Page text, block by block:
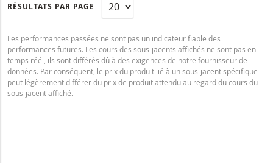
RÉSULTATS PAR PAGE
Les performances passées ne sont pas un indicateur fiable des
performances futures. Les cours des sous-jacents affichés ne sont pas en
temps réél, ils sont différés dû à des exigences de notre fournisseur de
données. Par conséquent, le prix du produit lié à un sous-jacent spécifique
peut légèrement différer du prix de produit attendu au regard du cours du
sous-jacent affiché.